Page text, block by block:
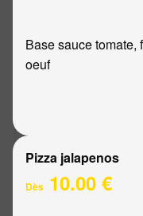
Base sauce tomate,
oeuf
Pizza jalapenos
Dès 10.00 €